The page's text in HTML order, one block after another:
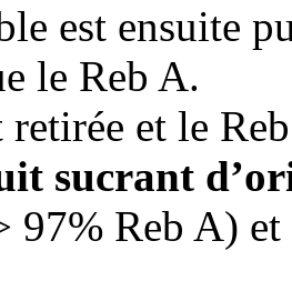
est ensuite
le Reb A.
retirée et le
sucrant
97% Reb A) et